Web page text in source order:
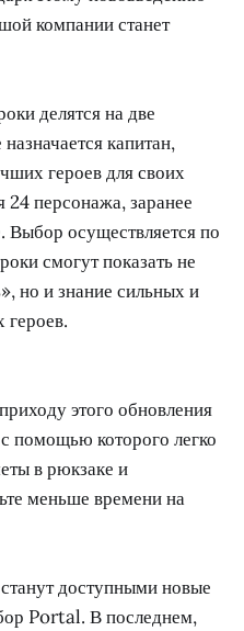
компании станет
делятся на две
капитан,
героев для своих
персонажа, заранее
Выбор осуществляется по
смогут показать не
но и знание сильных и
героев.
этого обновления
помощью которого легко
в рюкзаке и
меньше времени на
станут доступными новые
Portal. В последнем,